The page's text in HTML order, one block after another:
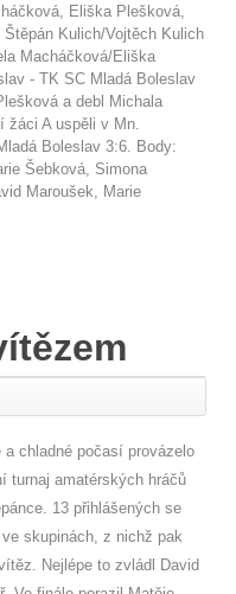
Eliška Plešková,
Štěpán Kulich/Vojtěch Kulich
Macháčková/Eliška
- TK SC Mladá Boleslav
a debl Michala
žáci A uspěli v Mn.
Boleslav 3:6. Body:
Šebková, Simona
Maroušek, Marie
a chladné počasí provázelo
turnaj amatérských hráčů
13 přihlášených se
skupinách, z nichž pak
Nejlépe to zvládl David